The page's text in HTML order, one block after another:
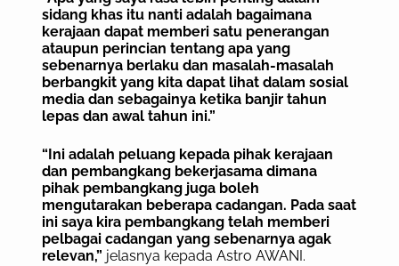
sidang khas itu nanti adalah bagaimana
kerajaan dapat memberi satu penerangan
ataupun perincian tentang apa yang
sebenarnya berlaku dan masalah-masalah
berbangkit yang kita dapat lihat dalam sosial
media dan sebagainya ketika banjir tahun
lepas dan awal tahun ini.”
“Ini adalah peluang kepada pihak kerajaan
dan pembangkang bekerjasama dimana
pihak pembangkang juga boleh
mengutarakan beberapa cadangan. Pada saat
ini saya kira pembangkang telah memberi
pelbagai cadangan yang sebenarnya agak
relevan,” jelasnya kepada Astro AWANI.